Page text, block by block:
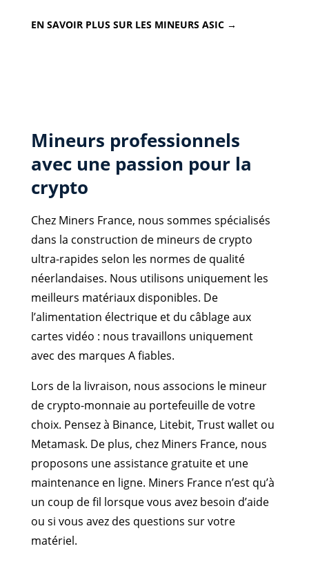
EN SAVOIR PLUS SUR LES MINEURS ASIC →
Mineurs professionnels
avec une passion pour la
crypto
Chez Miners France, nous sommes spécialisés
dans la construction de mineurs de crypto
ultra-rapides selon les normes de qualité
néerlandaises. Nous utilisons uniquement les
meilleurs matériaux disponibles. De
l’alimentation électrique et du câblage aux
cartes vidéo : nous travaillons uniquement
avec des marques A fiables.
Lors de la livraison, nous associons le mineur
de crypto-monnaie au portefeuille de votre
choix. Pensez à Binance, Litebit, Trust wallet ou
Metamask. De plus, chez Miners France, nous
proposons une assistance gratuite et une
maintenance en ligne. Miners France n’est qu’à
un coup de fil lorsque vous avez besoin d’aide
ou si vous avez des questions sur votre
matériel.